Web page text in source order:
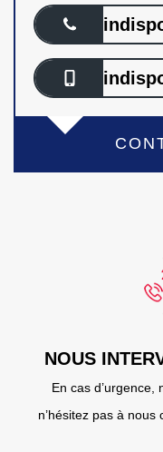
NOUS
En cas d’urgence,
n’hésitez pas à